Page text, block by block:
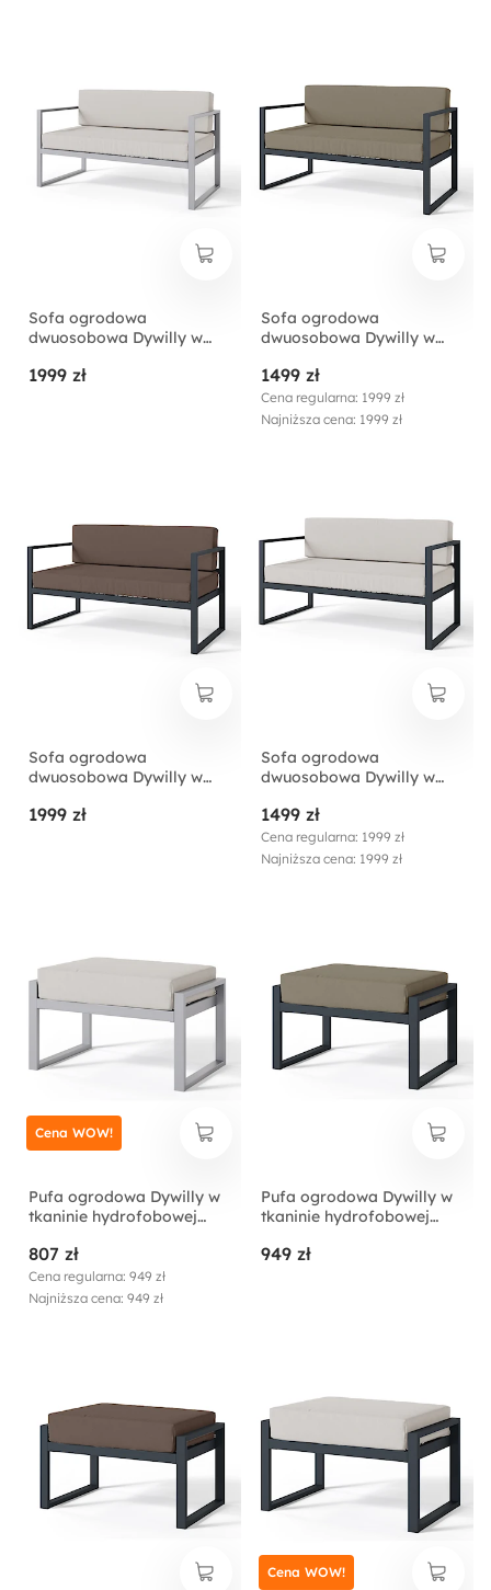
Sofa ogrodowa
dwuosobowa Dywilly w
szara/ szary stelaż
1999 zł
Sofa ogrodowa
dwuosobowa Dywilly w
jasnobrązowa/ czarny
stelaż
1499 zł
Cena regularna: 1999 zł
Najniższa cena: 1999 zł
Sofa ogrodowa
dwuosobowa Dywilly w
brązowa/ czarny stelaż
1999 zł
Sofa ogrodowa
dwuosobowa Dywilly w
szara/ czarny stelaż
1499 zł
Cena regularna: 1999 zł
Najniższa cena: 1999 zł
Pufa ogrodowa Dywilly w
tkaninie hydrofobowej
807 zł
Cena regularna: 949 zł
Najniższa cena: 949 zł
Cena WOW!
Pufa ogrodowa Dywilly w
tkaninie hydrofobowej
stelaż
949 zł
Cena WOW!